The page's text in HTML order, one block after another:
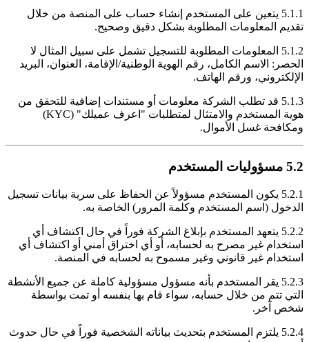
5.1.1 يتعين على المستخدم إنشاء حساب على المنصة من خلال
تقديم المعلومات المطلوبة بشكل دقيق وصحيح.
5.1.2 المعلومات المطلوبة للتسجيل تشمل على سبيل المثال لا
الحصر: الاسم الكامل، رقم الهوية الوطنية/الإقامة، العنوان، البريد
الإلكتروني، ورقم الهاتف.
5.1.3 قد تطلب الشركة معلومات أو مستندات إضافية للتحقق من
هوية المستخدم والامتثال لمتطلبات "اعرف عميلك" (KYC)
ومكافحة غسل الأموال.
5.2 مسؤوليات المستخدم
5.2.1 يكون المستخدم مسؤولاً عن الحفاظ على سرية بيانات تسجيل
الدخول (اسم المستخدم وكلمة المرور) الخاصة به.
5.2.2 يتعهد المستخدم بإبلاغ الشركة فوراً في حال اكتشاف أي
استخدام غير مصرح به لحسابه، أو أي اختراق أمني أو اكتشاف أي
استخدام غير قانوني وغير مسموح به لحسابه في المنصة.
5.2.3 يقر المستخدم بأنه مسؤول مسؤولية كاملة عن جميع الأنشطة
التي تتم من خلال حسابه، سواء قام بها بنفسه أو تمت بواسطة
شخص آخر.
5.2.4 يلتزم المستخدم بتحديث بياناته الشخصية فوراً في حال حدوث